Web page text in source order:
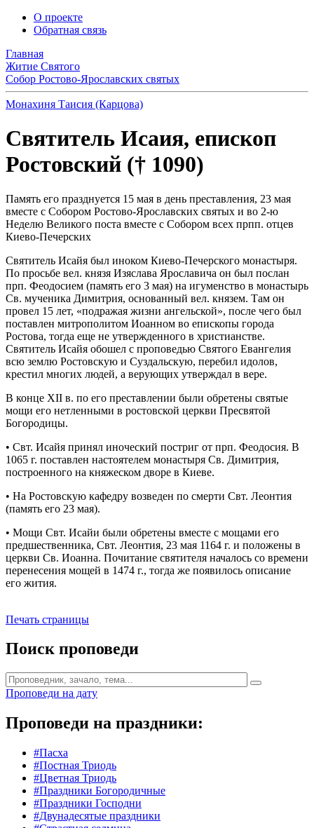
О проекте
Обратная связь
Главная
Житие Святого
Собор Ростово-Ярославских святых
Монахиня Таисия (Карцова)
Святитель Исаия, епископ
Ростовский († 1090)
Память его празднуется 15 мая в день преставления, 23 мая
вместе с Собором Ростово-Ярославских святых и во 2-ю
Неделю Великого поста вместе с Собором всех прпп. отцев
Киево-Печерских
Святитель Исайя был иноком Киево-Печерского монастыря.
По просьбе вел. князя Изяслава Ярославича он был послан
прп. Феодосием (память его 3 мая) на игуменство в монастырь
Св. мученика Димитрия, основанный вел. князем. Там он
провел 15 лет, «подражая жизни ангельской», после чего был
поставлен митрополитом Иоанном во епископы города
Ростова, тогда еще не утвержденного в христианстве.
Святитель Исайя обошел с проповедью Святого Евангелия
всю землю Ростовскую и Суздальскую, перебил идолов,
крестил многих людей, а верующих утверждал в вере.
В конце XII в. по его преставлении были обретены святые
мощи его нетленными в ростовской церкви Пресвятой
Богородицы.
• Свт. Исайя принял иноческий постриг от прп. Феодосия. В
1065 г. поставлен настоятелем монастыря Св. Димитрия,
построенного на княжеском дворе в Киеве.
• На Ростовскую кафедру возведен по смерти Свт. Леонтия
(память его 23 мая).
• Мощи Свт. Исайи были обретены вместе с мощами его
предшественника, Свт. Леонтия, 23 мая 1164 г. и положены в
церкви Св. Иоанна. Почитание святителя началось со времени
перенесения мощей в 1474 г., тогда же появилось описание
его жития.
Печать страницы
Поиск проповеди
Проповеди на дату
Проповеди на праздники:
#Пасха
#Постная Триодь
#Цветная Триодь
#Праздники Богородичные
#Праздники Господни
#Двунадесятые праздники